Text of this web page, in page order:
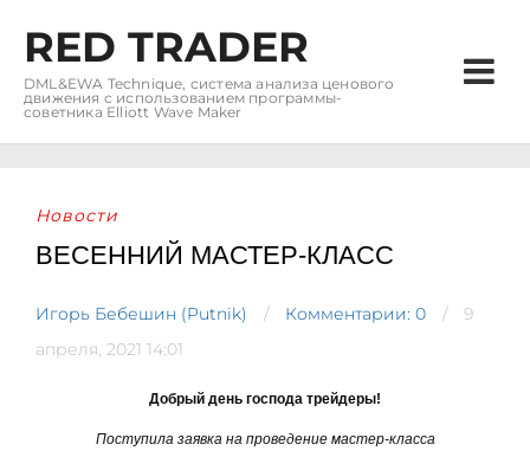
RED TRADER
DML&EWA Technique, система анализа ценового
движения с использованием программы-
советника Elliott Wave Maker
Новости
ВЕСЕННИЙ МАСТЕР-КЛАСС
Игорь Бебешин (Putnik) Комментарии: 0
9
апреля, 2021 14:01
Добрый день господа трейдеры!
Поступила заявка на проведение мастер-класса